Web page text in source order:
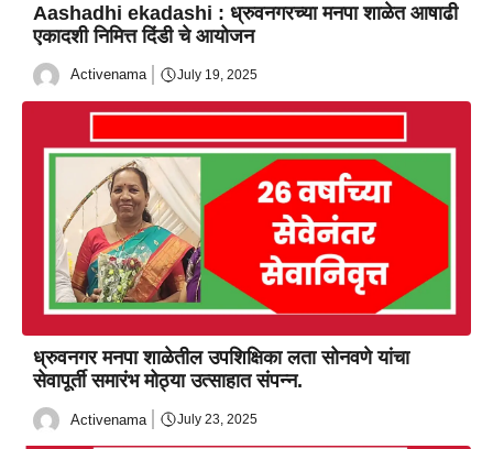
Aashadhi ekadashi : ध्रुवनगरच्या मनपा शाळेत आषाढी
एकादशी निमित्त दिंडी चे आयोजन
Activenama July 19, 2025
ध्रुवनगर मनपा शाळेतील उपशिक्षिका लता सोनवणे यांचा
सेवापूर्ती समारंभ मोठ्या उत्साहात संपन्न.
Activenama July 23, 2025